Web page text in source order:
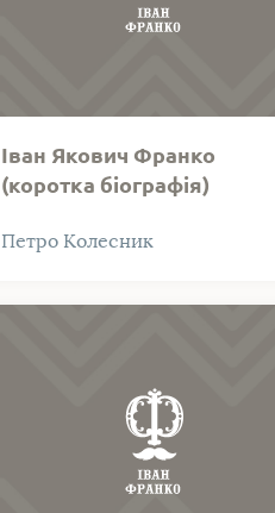
Іван Якович Франко
(коротка біографія)
Петро Колесник